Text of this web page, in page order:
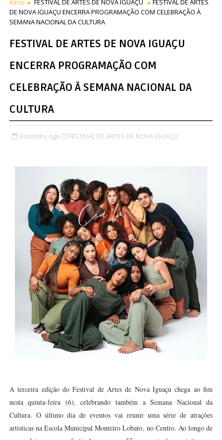
Início FESTIVAL DE ARTES DE NOVA IGUAÇU
FESTIVAL DE ARTES
DE NOVA IGUAÇU ENCERRA PROGRAMAÇÃO COM CELEBRAÇÃO À
SEMANA NACIONAL DA CULTURA
FESTIVAL DE ARTES DE NOVA IGUAÇU
ENCERRA PROGRAMAÇÃO COM
CELEBRAÇÃO À SEMANA NACIONAL DA
CULTURA
9 months ago FESTIVAL DE ARTES DE NOVA IGUAÇU,
A terceira edição do Festival de Artes de Nova Iguaçu chega ao fim
nesta quinta-feira (6), celebrando também a Semana Nacional da
Cultura. O último dia de eventos vai reunir uma série de atrações
artísticas na Escola Municipal Monteiro Lobato, no Centro. Ao longo de